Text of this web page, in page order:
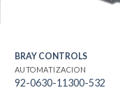
BRAY CONTROLS
AUTOMATIZACION
92-0630-11300-532